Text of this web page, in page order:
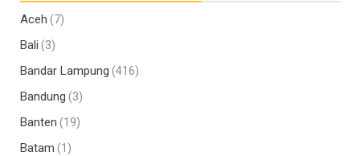
Aceh (7)
Bali (3)
Bandar Lampung (416)
Bandung (3)
Banten (19)
Batam (1)